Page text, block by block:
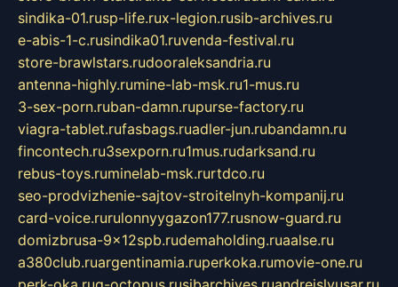
sindika-01.rusp-life.rux-legion.rusib-archives.ru
e-abis-1-c.rusindika01.ruvenda-festival.ru
store-brawlstars.rudooraleksandria.ru
antenna-highly.rumine-lab-msk.ru1-mus.ru
3-sex-porn.ruban-damn.rupurse-factory.ru
viagra-tablet.rufasbags.ruadler-jun.rubandamn.ru
fincontech.ru3sexporn.ru1mus.rudarksand.ru
rebus-toys.ruminelab-msk.rurtdco.ru
seo-prodvizhenie-sajtov-stroitelnyh-kompanij.ru
card-voice.rurulonnyygazon177.rusnow-guard.ru
domizbrusa-9x12spb.rudemaholding.ruaalse.ru
a380club.ruargentinamia.ruperkoka.rumovie-one.ru